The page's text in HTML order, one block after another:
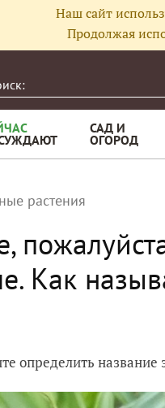
Наш сайт
Продолжая
САД И
ОГОРОД
растения
Как
определить название